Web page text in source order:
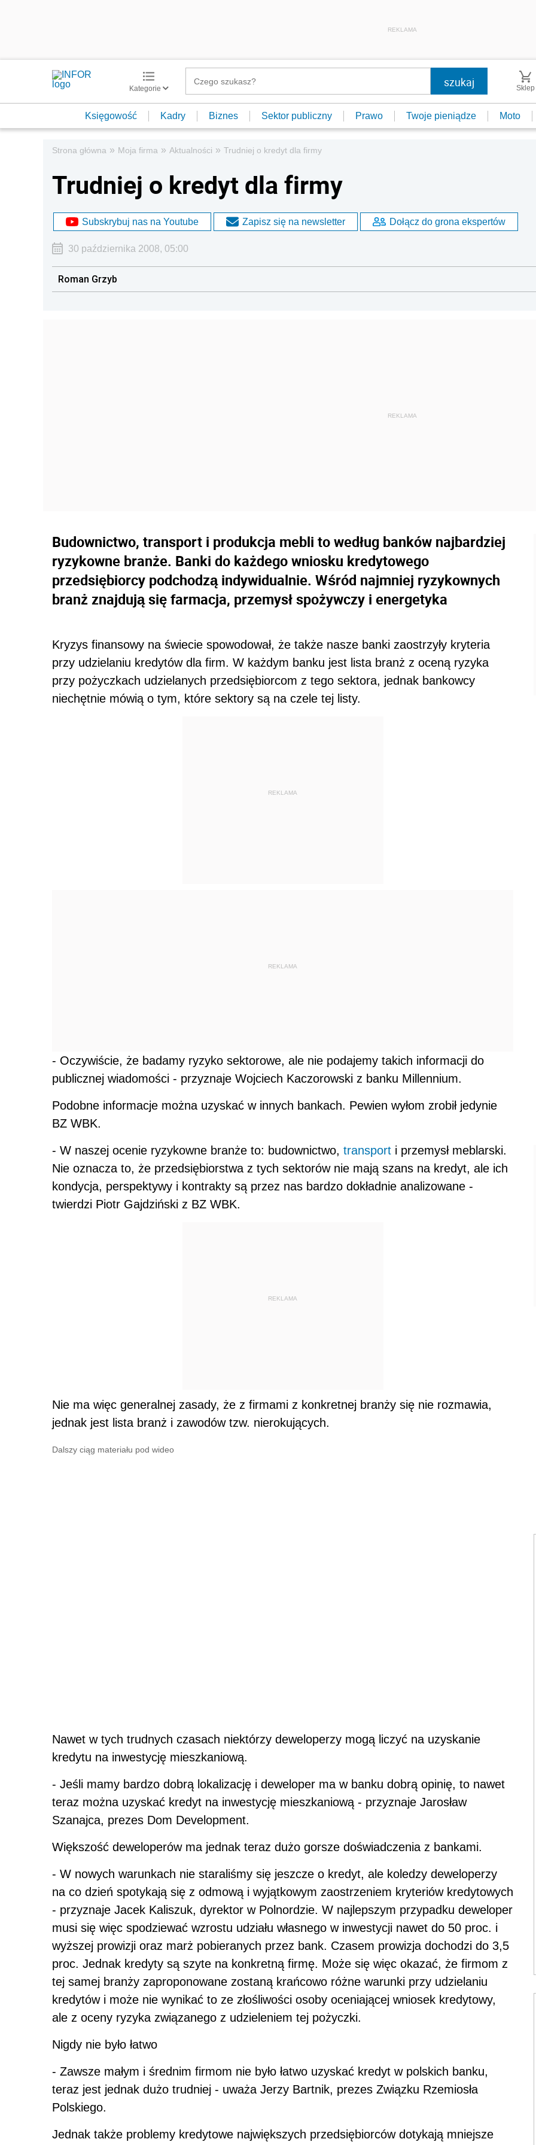
REKLAMA
Kategorie Sklep
Księgowość Kadry Biznes Sektor publiczny Prawo Twoje pieniądze Moto
Strona główna » Moja firma » Aktualności » Trudniej o kredyt dla firmy
Trudniej o kredyt dla firmy
Subskrybuj nas na Youtube Zapisz się na newsletter Dołącz do grona ekspertów
30 października 2008, 05:00
Roman Grzyb
Budownictwo, transport i produkcja mebli to według banków najbardziej
ryzykowne branże. Banki do każdego wniosku kredytowego
przedsiębiorcy podchodzą indywidualnie. Wśród najmniej ryzykownych
branż znajdują się farmacja, przemysł spożywczy i energetyka
Kryzys finansowy na świecie spowodował, że także nasze banki zaostrzyły kryteria
przy udzielaniu kredytów dla firm. W każdym banku jest lista branż z oceną ryzyka
przy pożyczkach udzielanych przedsiębiorcom z tego sektora, jednak bankowcy
niechętnie mówią o tym, które sektory są na czele tej listy.
REKLAMA
REKLAMA
- Oczywiście, że badamy ryzyko sektorowe, ale nie podajemy takich informacji do
publicznej wiadomości - przyznaje Wojciech Kaczorowski z banku Millennium.
Podobne informacje można uzyskać w innych bankach. Pewien wyłom zrobił jedynie
BZ WBK.
- W naszej ocenie ryzykowne branże to: budownictwo, transport i przemysł meblarski.
Nie oznacza to, że przedsiębiorstwa z tych sektorów nie mają szans na kredyt, ale ich
kondycja, perspektywy i kontrakty są przez nas bardzo dokładnie analizowane -
twierdzi Piotr Gajdziński z BZ WBK.
REKLAMA
Nie ma więc generalnej zasady, że z firmami z konkretnej branży się nie rozmawia,
jednak jest lista branż i zawodów tzw. nierokujących.
Dalszy ciąg materiału pod wideo
Nawet w tych trudnych czasach niektórzy deweloperzy mogą liczyć na uzyskanie
kredytu na inwestycję mieszkaniową.
- Jeśli mamy bardzo dobrą lokalizację i deweloper ma w banku dobrą opinię, to nawet
teraz można uzyskać kredyt na inwestycję mieszkaniową - przyznaje Jarosław
Szanajca, prezes Dom Development.
Większość deweloperów ma jednak teraz dużo gorsze doświadczenia z bankami.
- W nowych warunkach nie staraliśmy się jeszcze o kredyt, ale koledzy deweloperzy
na co dzień spotykają się z odmową i wyjątkowym zaostrzeniem kryteriów kredytowych
- przyznaje Jacek Kaliszuk, dyrektor w Polnordzie. W najlepszym przypadku deweloper
musi się więc spodziewać wzrostu udziału własnego w inwestycji nawet do 50 proc. i
wyższej prowizji oraz marż pobieranych przez bank. Czasem prowizja dochodzi do 3,5
proc. Jednak kredyty są szyte na konkretną firmę. Może się więc okazać, że firmom z
tej samej branży zaproponowane zostaną krańcowo różne warunki przy udzielaniu
kredytów i może nie wynikać to ze złośliwości osoby oceniającej wniosek kredytowy,
ale z oceny ryzyka związanego z udzieleniem tej pożyczki.
Nigdy nie było łatwo
- Zawsze małym i średnim firmom nie było łatwo uzyskać kredyt w polskich banku,
teraz jest jednak dużo trudniej - uważa Jerzy Bartnik, prezes Związku Rzemiosła
Polskiego.
Jednak także problemy kredytowe największych przedsiębiorców dotykają mniejsze